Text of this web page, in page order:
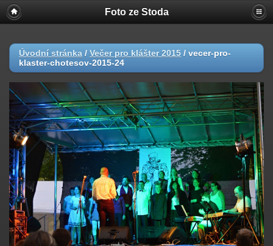
Foto ze Stoda
Úvodní stránka / Večer pro klášter 2015 / vecer-pro-
klaster-chotesov-2015-24